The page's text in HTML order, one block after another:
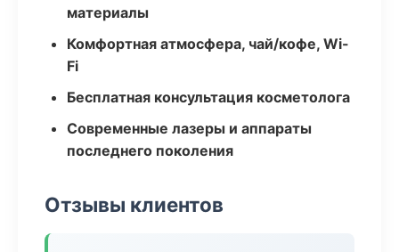
материалы
Комфортная атмосфера, чай/кофе, Wi-
Fi
Бесплатная консультация косметолога
Современные лазеры и аппараты
последнего поколения
Отзывы клиентов